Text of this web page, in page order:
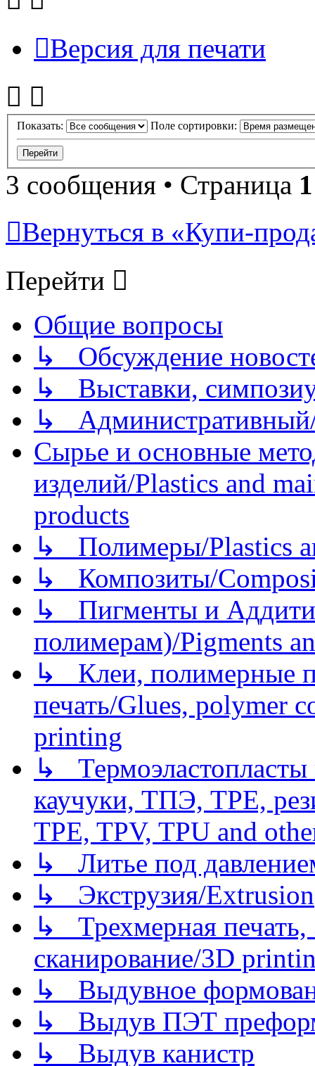
Версия для печати
Показать: Поле сортировки:
3 сообщения • Страница 1
Вернуться в «Купи-
Перейти
Общие вопросы
↳ Обсуждение
↳ Выставки,
↳
Сырье и основные
изделий/Plastics and
products
↳ Полимеры/Plastics
↳ Композиты/
↳ Пигменты и
полимерам)/Pigments
↳ Клеи, полимерные
печать/Glues, polymer
printing
↳
каучуки, ТПЭ, TPE,
TPE, TPV, TPU and
↳ Литье под
↳ Экструзия/Extrusion
↳ Трехмерная
сканирование/3D
↳ Выдувное
↳ Выдув ПЭТ
↳ Выдув канистр